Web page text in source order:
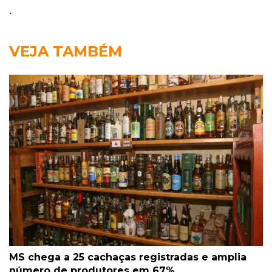
.
VEJA TAMBÉM
MS chega a 25 cachaças registradas e amplia